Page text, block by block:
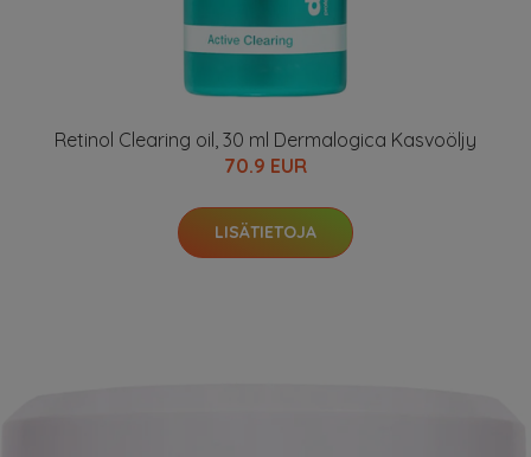
Retinol Clearing oil, 30 ml Dermalogica Kasvoöljy
70.9 EUR
LISÄTIETOJA